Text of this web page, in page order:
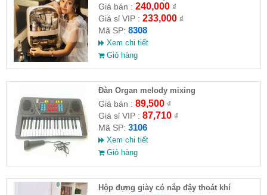
nắp đậy ( LOẠI LỚN )
Giá bán : 240,000₫
Giá sỉ VIP : 233,000₫
Mã SP: 8308
Xem chi tiết
Giỏ hàng
Đàn Organ melody mixing
Giá bán : 89,500₫
Giá sỉ VIP : 87,710₫
Mã SP: 3106
Xem chi tiết
Giỏ hàng
Hộp đựng giày có nắp đậy thoát khí